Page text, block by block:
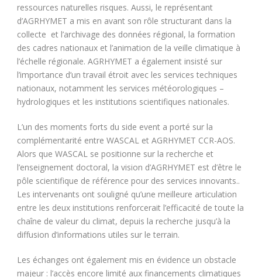
ressources naturelles risques. Aussi, le représentant
d’AGRHYMET a mis en avant son rôle structurant dans la
collecte et l’archivage des données régional, la formation
des cadres nationaux et l’animation de la veille climatique à
l’échelle régionale. AGRHYMET a également insisté sur
l’importance d’un travail étroit avec les services techniques
nationaux, notamment les services météorologiques –
hydrologiques et les institutions scientifiques nationales.
L’un des moments forts du side event a porté sur la
complémentarité entre WASCAL et AGRHYMET CCR-AOS.
Alors que WASCAL se positionne sur la recherche et
l’enseignement doctoral, la vision d’AGRHYMET est d’être le
pôle scientifique de référence pour des services innovants..
Les intervenants ont souligné qu’une meilleure articulation
entre les deux institutions renforcerait l’efficacité de toute la
chaîne de valeur du climat, depuis la recherche jusqu’à la
diffusion d’informations utiles sur le terrain.
Les échanges ont également mis en évidence un obstacle
majeur : l’accès encore limité aux financements climatiques